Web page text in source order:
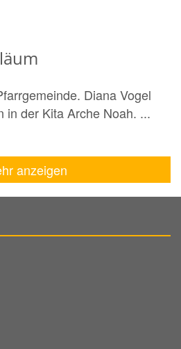
Diana Vogel
in der Kita Arche Noah. ...
anzeigen